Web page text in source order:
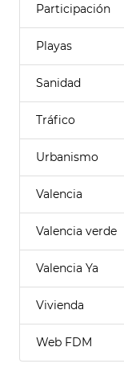
Participación
Playas
Sanidad
Tráfico
Urbanismo
Valencia
Valencia verde
Valencia Ya
Vivienda
Web FDM